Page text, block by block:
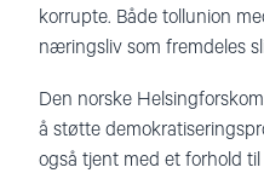
korrupte. Både tollunion
næringsliv som fremdeles
Den norske
å støtte
også tjent med et forhold